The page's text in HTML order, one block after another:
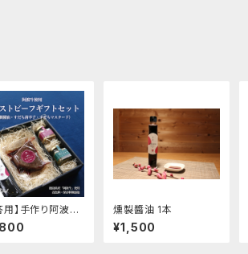
用】手作り阿波牛
トビーフギフトセ
燻製醬油 1本
¥1,500